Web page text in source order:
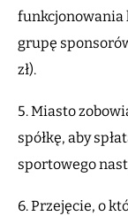
funkcjonowania
grupę
zł).
5. Miasto
spółkę, aby
sportowego
6. Przejęcie, o